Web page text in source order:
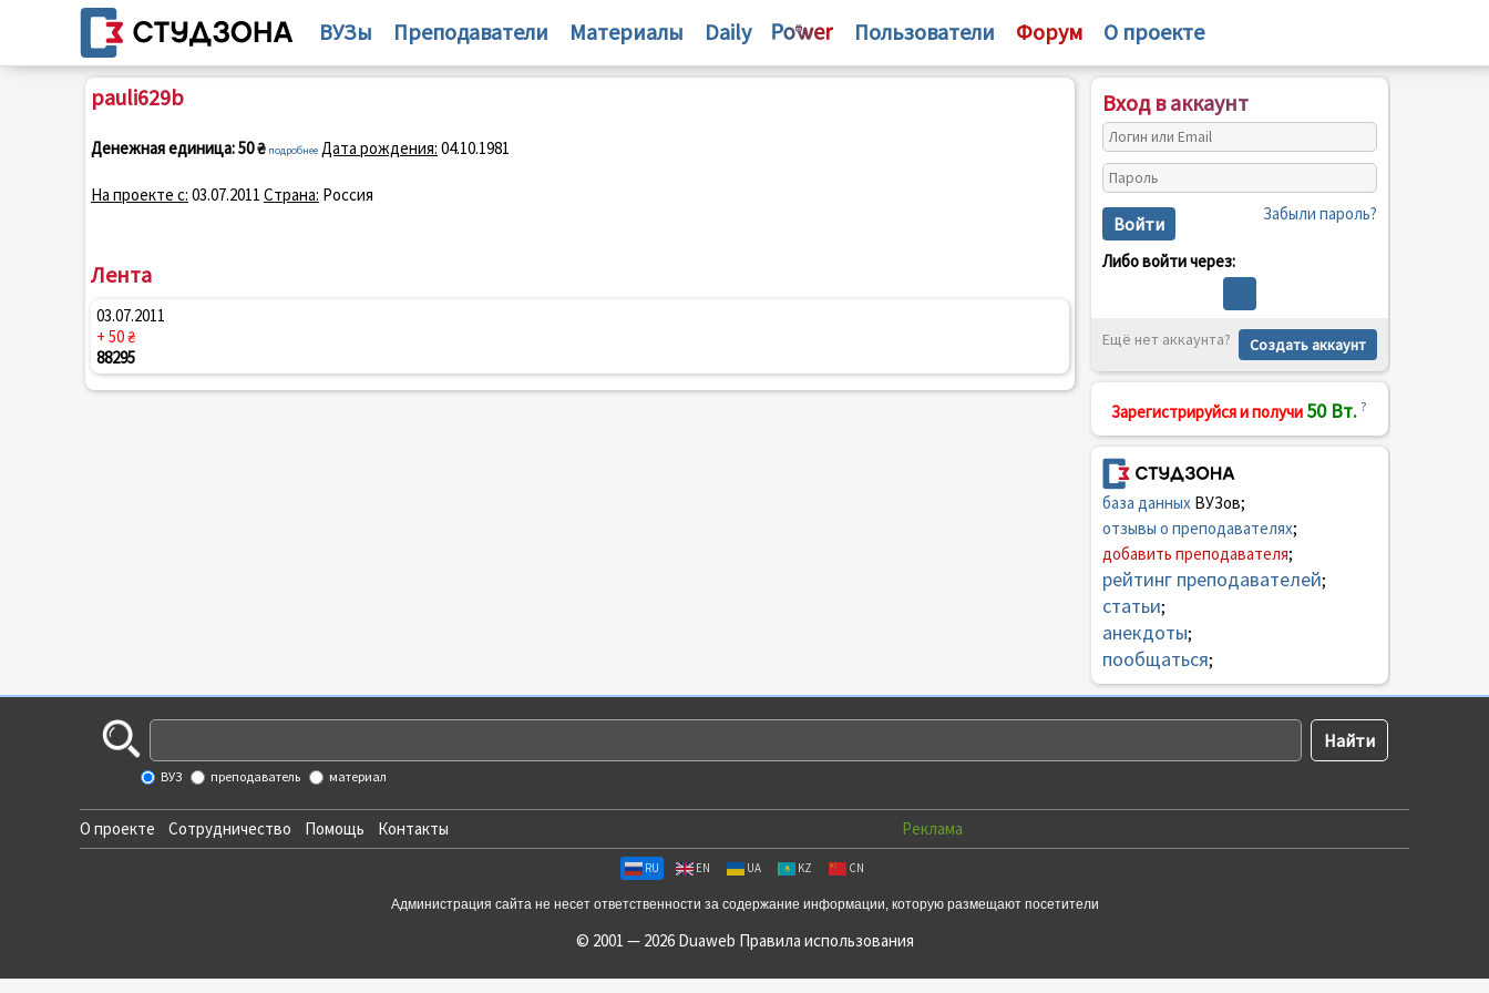
ВУЗы Преподаватели Материалы Daily Пользователи Форум О проекте
pauli629b
Денежная единица:50 ₴ подробнее Дата рождения: 04.10.1981
На проекте с: 03.07.2011 Страна: Россия
Лента
03.07.2011
+ 50 ₴
88295
Вход в аккаунт
Войти Забыли пароль?
Либо войти через:
Ещё нет аккаунта? Создать аккаунт
Зарегистрируйся и получи 50 Вт. ?
база данныхВУЗов;
отзывы о преподавателях;
добавить преподавателя;
рейтинг преподавателей;
статьи;
анекдоты;
пообщаться;
ВУЗ преподаватель материал
О проекте Сотрудничество Помощь Контакты Реклама
RU EN UA KZ CN
Администрация сайта не несет ответственности за содержание информации, которую размещают посетители
© 2001 — 2026 Duaweb Правила использования